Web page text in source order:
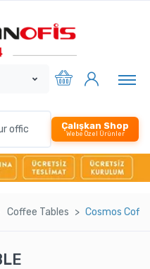
Çalışkan Shop
Webe Özel Ürünler
Coffee Tables Cosmos